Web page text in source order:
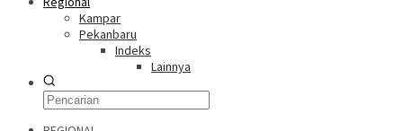
Kampar
Pekanbaru
Indeks
Lainnya